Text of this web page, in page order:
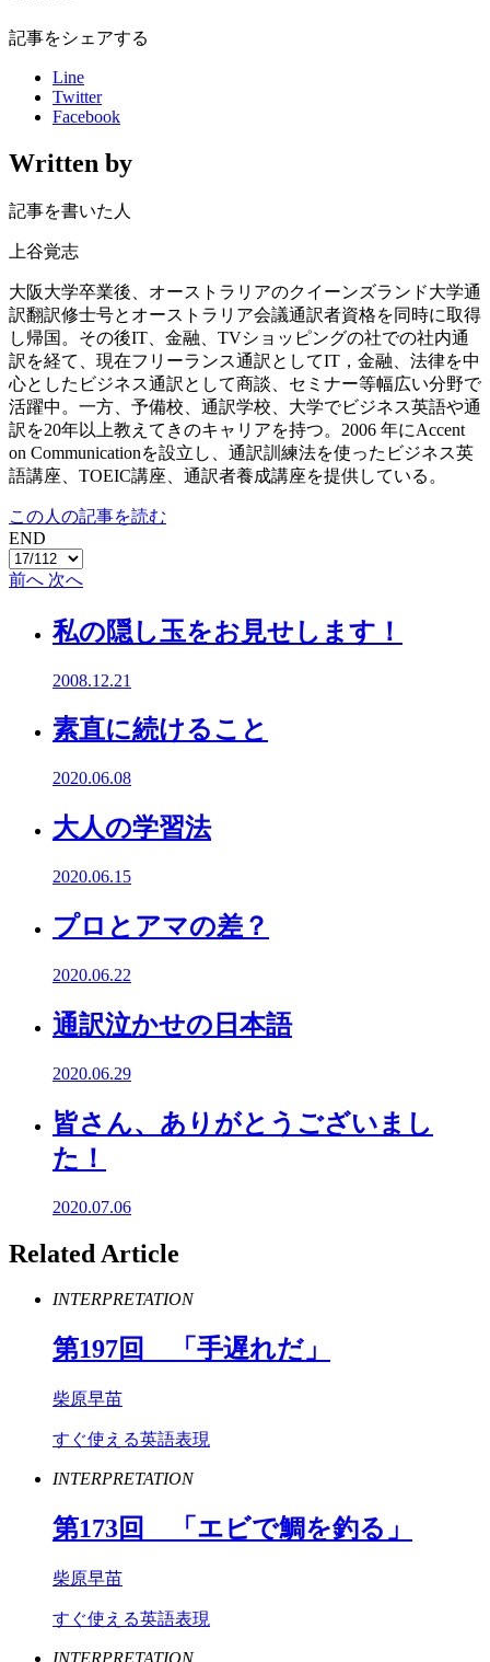
記事をシェアする
Line
Twitter
Facebook
Written by
記事を書いた人
上谷覚志
大阪大学卒業後、オーストラリアのクイーンズランド大学通
訳翻訳修士号とオーストラリア会議通訳者資格を同時に取得
し帰国。その後IT、金融、TVショッピングの社での社内通
訳を経て、現在フリーランス通訳としてIT，金融、法律を中
心としたビジネス通訳として商談、セミナー等幅広い分野で
活躍中。一方、予備校、通訳学校、大学でビジネス英語や通
訳を20年以上教えてきのキャリアを持つ。2006 年にAccent
on Communicationを設立し、通訳訓練法を使ったビジネス英
語講座、TOEIC講座、通訳者養成講座を提供している。
この人の記事を読む
END
前へ 次へ
私の隠し玉をお見せします！
2008.12.21
素直に続けること
2020.06.08
大人の学習法
2020.06.15
プロとアマの差？
2020.06.22
通訳泣かせの日本語
2020.06.29
皆さん、ありがとうございまし
た！
2020.07.06
Related Article
INTERPRETATION
第197回 「手遅れだ」
柴原早苗
すぐ使える英語表現
INTERPRETATION
第173回 「エビで鯛を釣る」
柴原早苗
すぐ使える英語表現
INTERPRETATION